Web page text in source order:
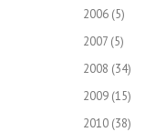
2006 (5)
2007 (5)
2008 (34)
2009 (15)
2010 (38)